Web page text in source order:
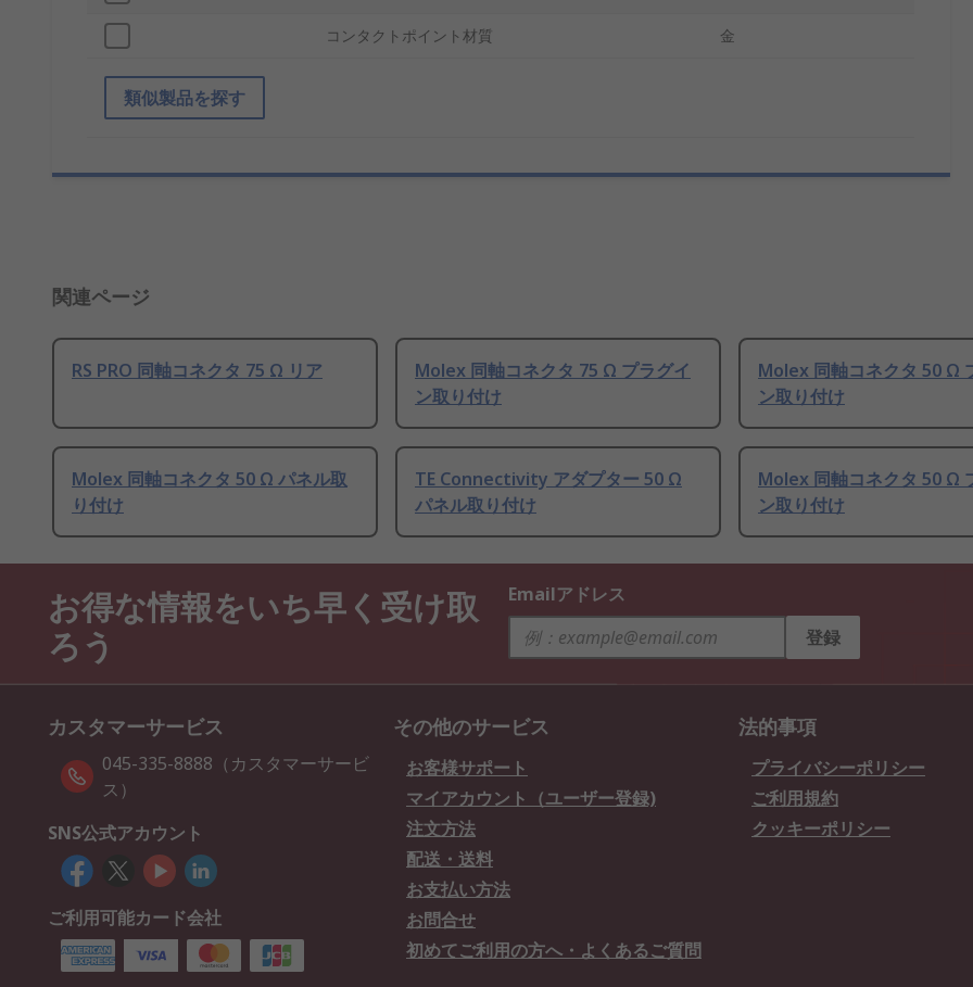
コンタクトポイント材質 金
類似製品を探す
関連ページ
RS PRO 同軸コネクタ 75 Ω リア
Molex 同軸コネクタ 75 Ω プラグイ
ン取り付け
Molex 同軸コネクタ 50 Ω
ン取り付け
Molex 同軸コネクタ 50 Ω パネル取
り付け
TE Connectivity アダプター 50 Ω
パネル取り付け
Molex 同軸コネクタ 50 Ω
ン取り付け
お得な情報をいち早く受け取
ろう
Emailアドレス
登録
カスタマーサービス
045-335-8888（カスタマーサービ
ス）
SNS公式アカウント
ご利用可能カード会社
その他のサービス
お客様サポート
マイアカウント（ユーザー登録)
注文方法
配送・送料
お支払い方法
お問合せ
初めてご利用の方へ・よくあるご質問
法的事項
プライバシーポリシー
ご利用規約
クッキーポリシー